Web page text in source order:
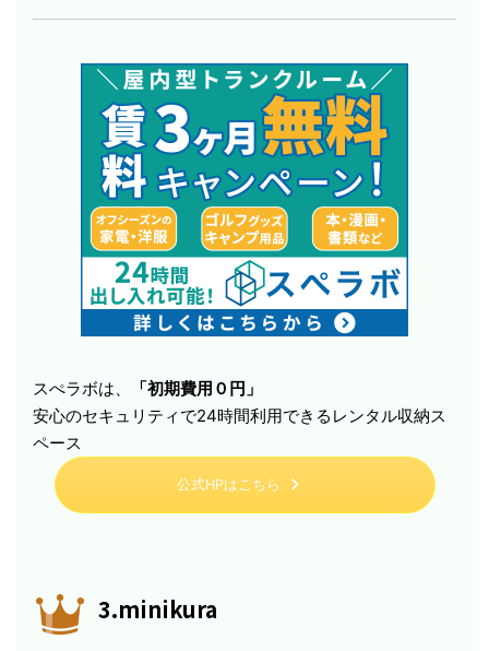
スぺラボは、
「初期費用０円」
安心のセキュリティで24時間利用できるレンタル収納ス
ペース
公式HPはこちら
3.minikura